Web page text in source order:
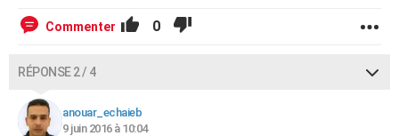
Commenter 0
RÉPONSE 2 / 4
anouar_echaieb
9 juin 2016 à 10:04